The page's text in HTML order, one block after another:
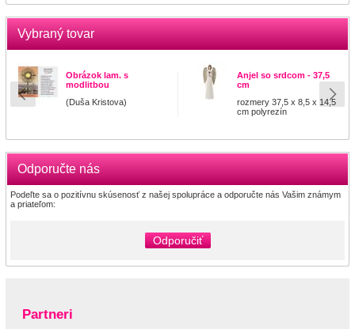
Vybraný tovar
Obrázok lam. s
modlitbou
(Duša Kristova)
Anjel so srdcom - 37,5
cm
rozmery 37,5 x 8,5 x 14,5
cm polyrezín
Odporučte nás
Podeľte sa o pozitívnu skúsenosť z našej spolupráce a odporučte nás Vašim známym
a priateľom:
Odporučiť
Partneri